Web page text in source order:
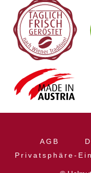
AGB
Privatsphäre-